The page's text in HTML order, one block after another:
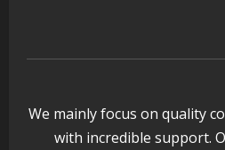
والتعليم بالولاية يدشن ورشة
3, 2026
We mainly focus on quality
with incredible support.